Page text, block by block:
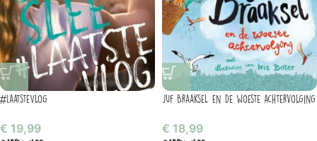
#LaatsteVlog
€ 19,99
Juf Braaksel en de woeste achtervolging
€ 18,99